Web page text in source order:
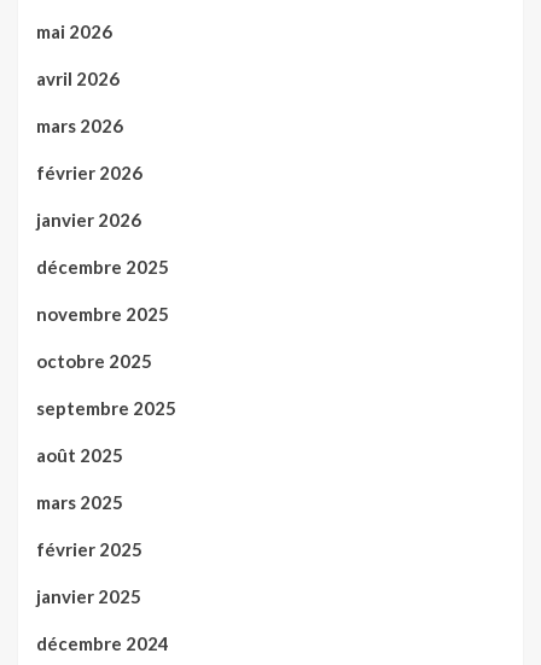
mai 2026
avril 2026
mars 2026
février 2026
janvier 2026
décembre 2025
novembre 2025
octobre 2025
septembre 2025
août 2025
mars 2025
février 2025
janvier 2025
décembre 2024